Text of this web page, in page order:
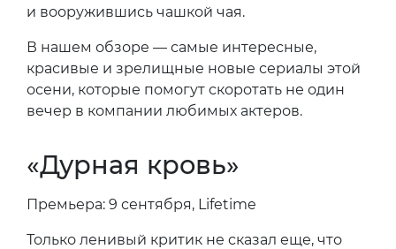
и вооружившись чашкой чая.
В нашем обзоре — самые интересные,
красивые и зрелищные новые сериалы этой
осени, которые помогут скоротать не один
вечер в компании любимых актеров.
«Дурная кровь»
Премьера: 9 сентября, Lifetime
Только ленивый критик не сказал еще, что